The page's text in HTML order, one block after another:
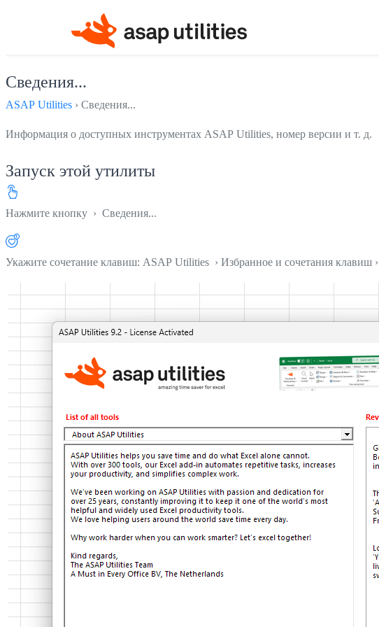
Сведения...
ASAP Utilities › Сведения...
Информация о доступных инструментах ASAP Utilities, номер версии и т. д.
Запуск этой утилиты
Нажмите кнопку › Сведения...
Укажите сочетание клавиш: ASAP Utilities › Избранное и сочетания клавиш ›